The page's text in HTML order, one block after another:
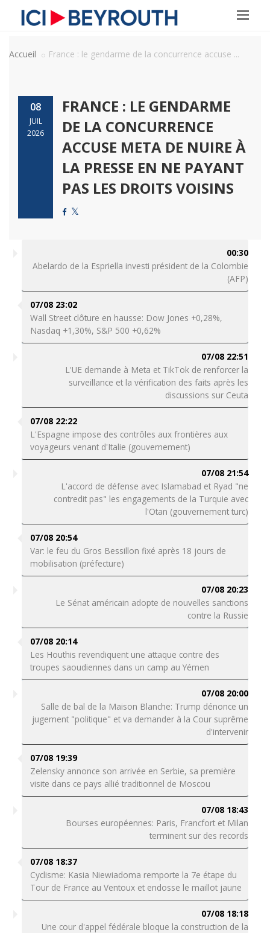
Accueil France : le gendarme de la concurrence accuse ...
08
JUIL
2026
FRANCE : LE GENDARME
DE LA CONCURRENCE
ACCUSE META DE NUIRE À
LA PRESSE EN NE PAYANT
PAS LES DROITS VOISINS
00:30
Abelardo de la Espriella investi président de la Colombie
(AFP)
07/08 23:02
Wall Street clôture en hausse: Dow Jones +0,28%,
Nasdaq +1,30%, S&P 500 +0,62%
07/08 22:51
L'UE demande à Meta et TikTok de renforcer la
surveillance et la vérification des faits après les
discussions sur Ceuta
07/08 22:22
L'Espagne impose des contrôles aux frontières aux
voyageurs venant d'Italie (gouvernement)
07/08 21:54
L'accord de défense avec Islamabad et Ryad "ne
contredit pas" les engagements de la Turquie avec
l'Otan (gouvernement turc)
07/08 20:54
Var: le feu du Gros Bessillon fixé après 18 jours de
mobilisation (préfecture)
07/08 20:23
Le Sénat américain adopte de nouvelles sanctions
contre la Russie
07/08 20:14
Les Houthis revendiquent une attaque contre des
troupes saoudiennes dans un camp au Yémen
07/08 20:00
Salle de bal de la Maison Blanche: Trump dénonce un
jugement "politique" et va demander à la Cour suprême
d'intervenir
07/08 19:39
Zelensky annonce son arrivée en Serbie, sa première
visite dans ce pays allié traditionnel de Moscou
07/08 18:43
Bourses européennes: Paris, Francfort et Milan
terminent sur des records
07/08 18:37
Cyclisme: Kasia Niewiadoma remporte la 7e étape du
Tour de France au Ventoux et endosse le maillot jaune
07/08 18:18
Une cour d'appel fédérale bloque la construction de la